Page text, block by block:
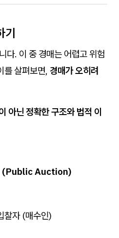
기
다. 이 중 경매는 어렵고 위험
를 살펴보면, 경매가 오히려
아닌 정확한 구조와 법적 이
(Public Auction)
자 (매수인)